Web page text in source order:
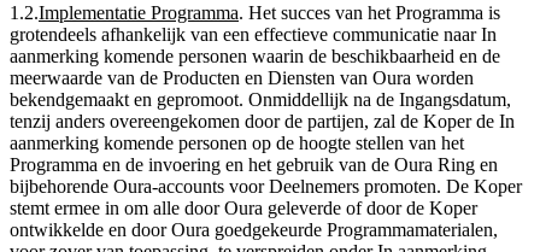
1.2.Implementatie Programma. Het succes van het Programma is
grotendeels afhankelijk van een effectieve communicatie naar In
aanmerking komende personen waarin de beschikbaarheid en de
meerwaarde van de Producten en Diensten van Oura worden
bekendgemaakt en gepromoot. Onmiddellijk na de Ingangsdatum,
tenzij anders overeengekomen door de partijen, zal de Koper de In
aanmerking komende personen op de hoogte stellen van het
Programma en de invoering en het gebruik van de Oura Ring en
bijbehorende Oura-accounts voor Deelnemers promoten. De Koper
stemt ermee in om alle door Oura geleverde of door de Koper
ontwikkelde en door Oura goedgekeurde Programmamaterialen,